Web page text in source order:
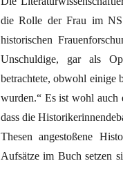
die Rolle der Frau im
historischen
Unschuldige, gar als
betrachtete, obwohl einige
wurden.“ Es ist wohl auch
dass die
Thesen angestoßene
Aufsätze im Buch setzen